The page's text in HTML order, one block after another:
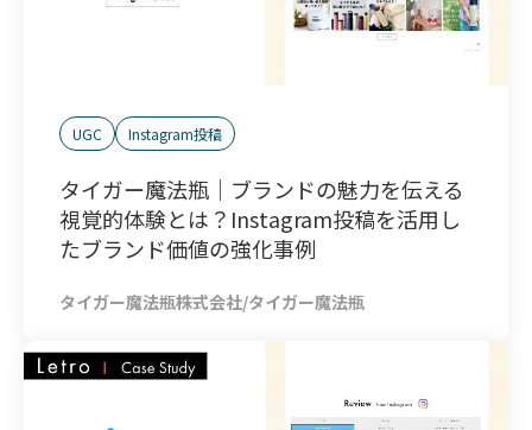
UGC Instagram投稿
タイガー魔法瓶｜ブランドの魅力を伝える
視覚的体験とは？Instagram投稿を活用し
たブランド価値の強化事例
タイガー魔法瓶株式会社/タイガー魔法瓶